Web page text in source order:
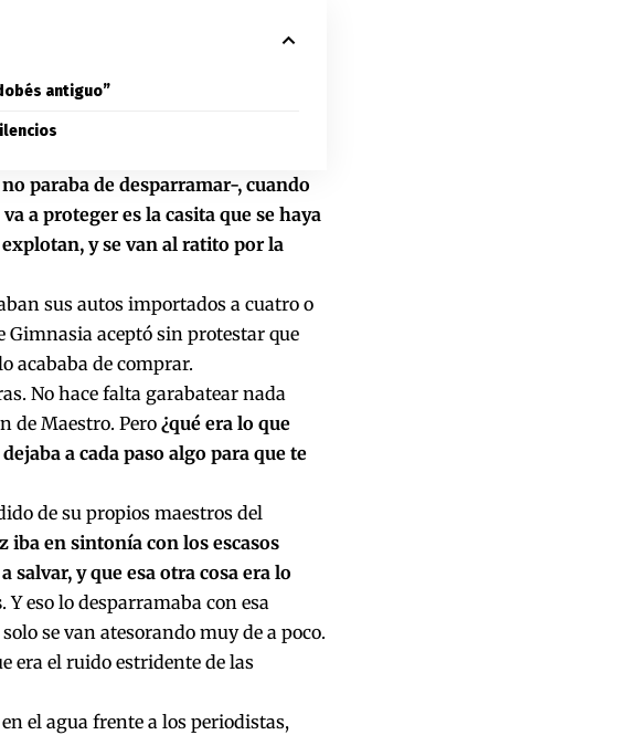
antiguo”
paraba de desparramar-, cuando
a proteger es la casita que se haya
y se van al ratito por la
sus autos importados a cuatro o
Gimnasia aceptó sin protestar que
acababa de comprar.
No hace falta garabatear nada
de Maestro. Pero ¿qué era lo que
a cada paso algo para que te
de su propios maestros del
iba en sintonía con los escasos
salvar, y que esa otra cosa era lo
. Y eso lo desparramaba con esa
se van atesorando muy de a poco.
era el ruido estridente de las
el agua frente a los periodistas,